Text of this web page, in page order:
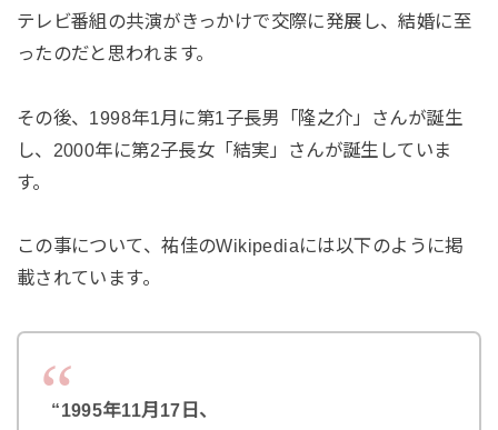
テレビ番組の共演がきっかけで交際に発展し、結婚に至
ったのだと思われます。
その後、1998年1月に第1子長男「隆之介」さんが誕生
し、2000年に第2子長女「結実」さんが誕生していま
す。
この事について、祐佳のWikipediaには以下のように掲
載されています。
“1995年11月17日、